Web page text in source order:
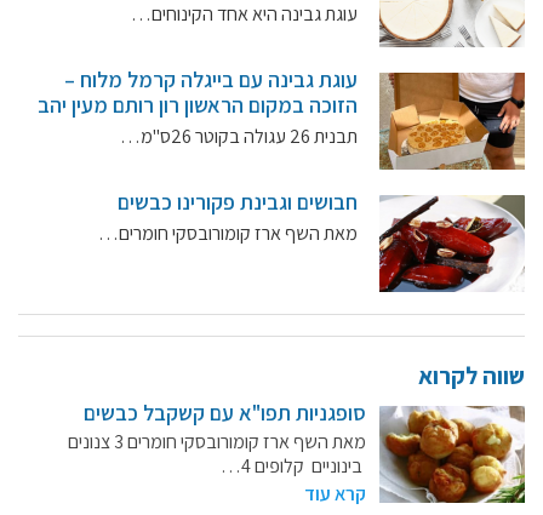
קרנות מחקר
מידע מדעי על תזונה ובריאות
פרסומי מועצת החלב
סקירת מחקרים
חלב ומוצריו
רכיבים תזונתיים
חלב לכל גיל
בריאות העצם
מיתוסים נפוצים
אתר מקצועי לאנשי המקצוע
מאמרים על חלב
וובינרים לאנשי מקצוע
עוגת גבינה היא אחד הקינוחים…
עוגת גבינה עם בייגלה קרמל מלוח –
הזוכה במקום הראשון רון רותם מעין יהב
תבנית 26 עגולה בקוטר 26ס"מ…
חבושים וגבינת פקורינו כבשים
מאת השף ארז קומורובסקי חומרים…
שווה לקרוא
סופגניות תפו"א עם קשקבל כבשים
מאת השף ארז קומורובסקי חומרים 3 צנונים
בינוניים קלופים 4…
קרא עוד